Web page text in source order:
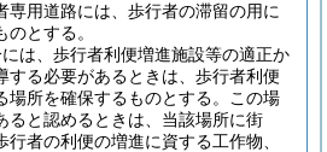
専用道路には、歩行者の滞留の用に
とする。
は、歩行者利便増進施設等の適正か
する必要があるときは、歩行者利便
所を確保するものとする。
この場
ると認めるときは、当該場所に街
者の利便の増進に資する工作物、